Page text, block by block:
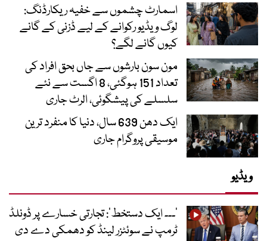
اسمارٹ چشموں سے خفیہ ریکارڈنگ:
لوگ ویڈیو رکوانے کے لیے ڈزنی کے گانے
کیوں گانے لگے؟
مون سون بارشوں سے جاں بحق افراد کی
تعداد 151 ہوگئی، 8 اگست سے نئے
سلسلے کی پیشگوئی، الرٹ جاری
ایک دھن 639 سال، دنیا کا منفرد ترین
موسیقی پروگرام جاری
ویڈیو
’۔۔۔ ایک دستخط‘: تجارتی خسارے پر ڈونلڈ
ٹرمپ نے سوئٹزر لینڈ کو دھمکی دے دی